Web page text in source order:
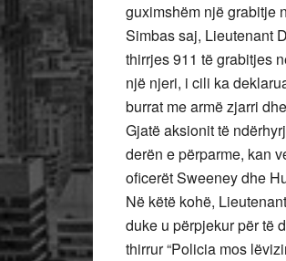
guximshëm një grabitje
Simbas saj, Lieutenant
thirrjes 911 të grabitjes
një njeri, i cili ka
burrat me armë zjarri
Gjatë aksionit të
derën e përparme, kan
oficerët Sweeney dhe
Në këtë kohë,
duke u përpjekur për të
thirrur “Policia mos